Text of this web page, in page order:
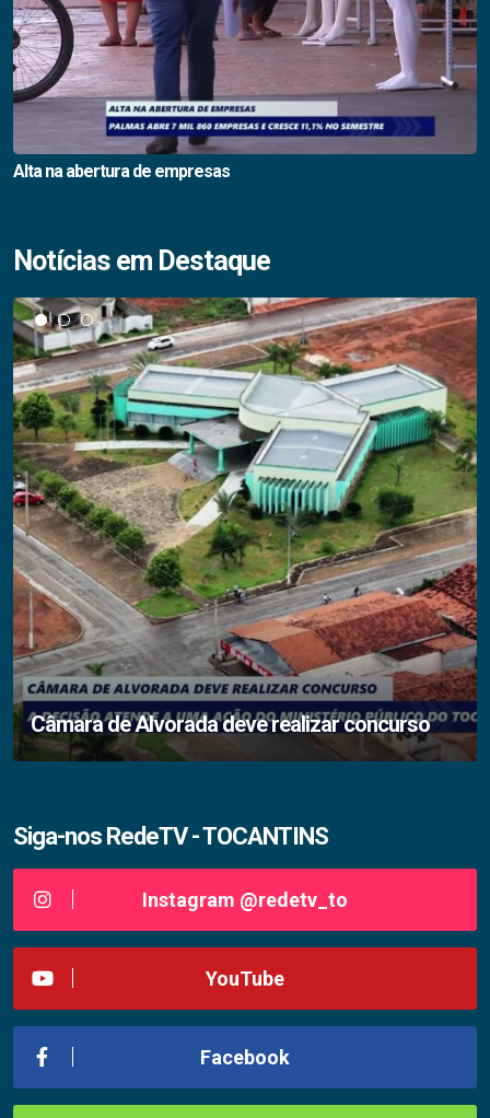
Alta na abertura de empresas
Notícias em Destaque
Câmara de Alvorada deve realizar concurso
Siga-nos RedeTV - TOCANTINS
Instagram @redetv_to
YouTube
Facebook